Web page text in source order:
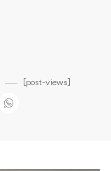
[post-views]